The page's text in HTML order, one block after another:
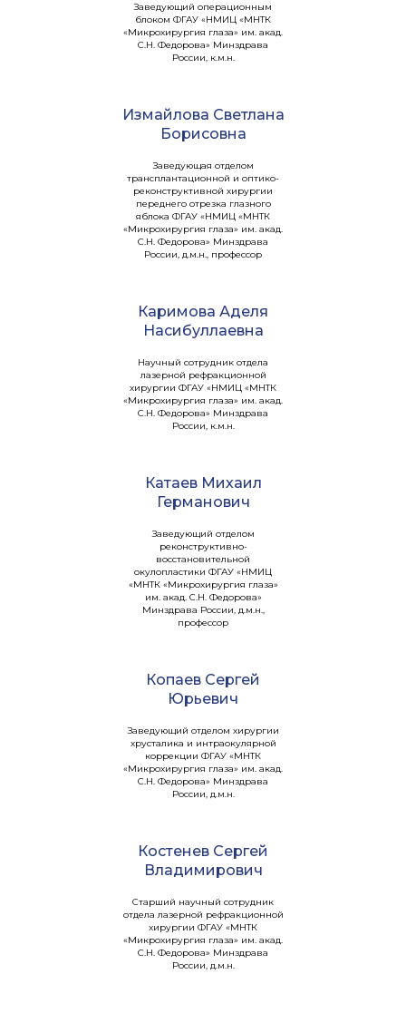
Заведующий операционным
блоком ФГАУ «НМИЦ «МНТК
«Микрохирургия глаза» им. акад.
С.Н. Федорова» Минздрава
России, к.м.н.
Измайлова Светлана
Борисовна
Заведующая отделом
трансплантационной и оптико-
реконструктивной хирургии
переднего отрезка глазного
яблока ФГАУ «НМИЦ «МНТК
«Микрохирургия глаза» им. акад.
С.Н. Федорова» Минздрава
России, д.м.н., профессор
Каримова Аделя
Насибуллаевна
Научный сотрудник отдела
лазерной рефракционной
хирургии ФГАУ «НМИЦ «МНТК
«Микрохирургия глаза» им. акад.
С.Н. Федорова» Минздрава
России, к.м.н.
Катаев Михаил
Германович
Заведующий отделом
реконструктивно-
восстановительной
окулопластики ФГАУ «НМИЦ
«МНТК «Микрохирургия глаза»
им. акад. С.Н. Федорова»
Минздрава России, д.м.н.,
профессор
Копаев Сергей
Юрьевич
Заведующий отделом хирургии
хрусталика и интраокулярной
коррекции ФГАУ «МНТК
«Микрохирургия глаза» им. акад.
С.Н. Федорова» Минздрава
России, д.м.н.
Костенев Сергей
Владимирович
Старший научный сотрудник
отдела лазерной рефракционной
хирургии ФГАУ «МНТК
«Микрохирургия глаза» им. акад.
С.Н. Федорова» Минздрава
России, д.м.н.